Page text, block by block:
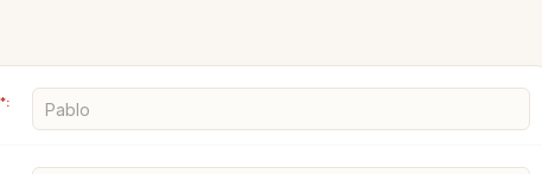
*: